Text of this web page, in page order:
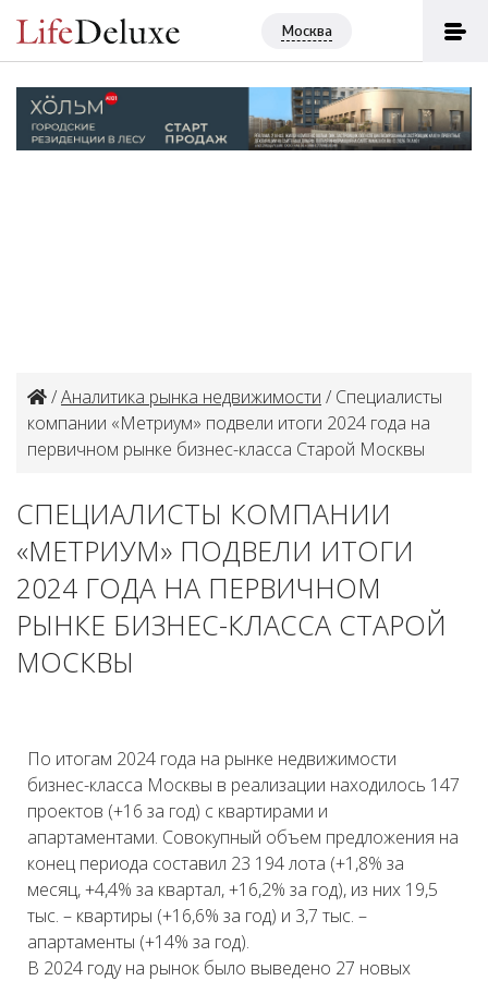
Москва
/Аналитика рынка недвижимости / Специалисты
компании «Метриум» подвели итоги 2024 года на
первичном рынке бизнес-класса Старой Москвы
СПЕЦИАЛИСТЫ КОМПАНИИ
«МЕТРИУМ» ПОДВЕЛИ ИТОГИ
2024 ГОДА НА ПЕРВИЧНОМ
РЫНКЕ БИЗНЕС-КЛАССА СТАРОЙ
МОСКВЫ
По итогам 2024 года на рынке недвижимости
бизнес-класса Москвы в реализации находилось 147
проектов (+16 за год) с квартирами и
апартаментами. Совокупный объем предложения на
конец периода составил 23 194 лота (+1,8% за
месяц, +4,4% за квартал, +16,2% за год), из них 19,5
тыс. – квартиры (+16,6% за год) и 3,7 тыс. –
апартаменты (+14% за год).
В 2024 году на рынок было выведено 27 новых